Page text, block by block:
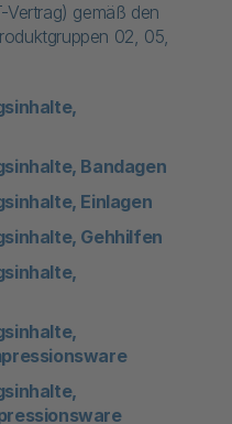
Vertrag) gemäß den
02, 05,
Bandagen
Einlagen
Gehhilfen